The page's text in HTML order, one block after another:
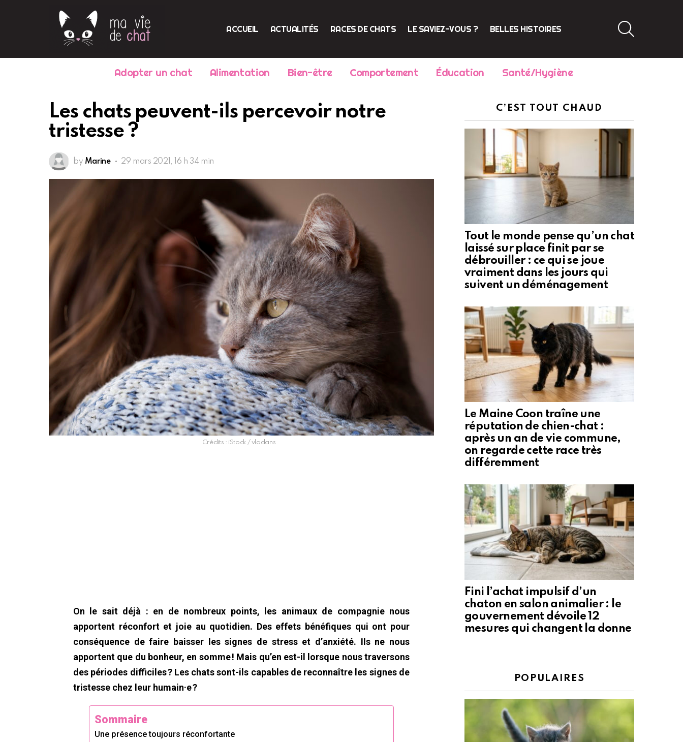
ACCUEIL ACTUALITÉS RACES DE CHATS LE SAVIEZ-VOUS ? BELLES HISTOIRES
Adopter un chat Alimentation Bien-être Comportement Éducation Santé/Hygiène
Les chats peuvent-ils percevoir notre
tristesse ?
by Marine 29 mars 2021, 16 h 34 min
Crédits : iStock / vladans
On le sait déjà : en de nombreux points, les animaux de compagnie nous
apportent réconfort et joie au quotidien. Des effets bénéfiques qui ont pour
conséquence de faire baisser les signes de stress et d’anxiété. Ils ne nous
apportent que du bonheur, en somme ! Mais qu’en est-il lorsque nous traversons
des périodes difficiles ? Les chats sont-ils capables de reconnaître les signes de
tristesse chez leur humain·e ?
Sommaire
Une présence toujours réconfortante
C’EST TOUT CHAUD
Tout le monde pense qu’un chat
laissé sur place finit par se
débrouiller : ce qui se joue
vraiment dans les jours qui
suivent un déménagement
Le Maine Coon traîne une
réputation de chien-chat :
après un an de vie commune,
on regarde cette race très
différemment
Fini l’achat impulsif d’un
chaton en salon animalier : le
gouvernement dévoile 12
mesures qui changent la donne
POPULAIRES